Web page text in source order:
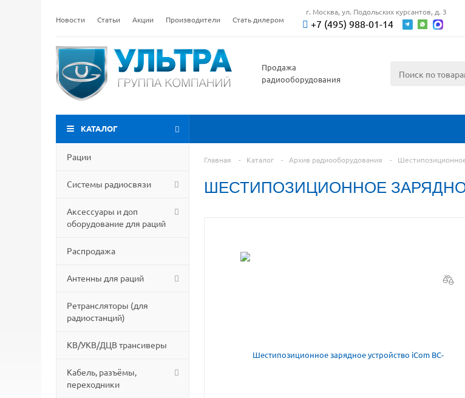
Новости Статьи Акции Производители Стать дилером
г. Москва, ул. Подольских курсантов, д. 3
+7 (495) 988-01-14
Продажа
радиооборудования
КАТАЛОГ
Рации
Системы радиосвязи
Аксессуары и доп
оборудование для раций
Распродажа
Антенны для раций
Ретрансляторы (для
радиостанций)
КВ/УКВ/ДЦВ трансиверы
Кабель, разъёмы,
переходники
Главная - Каталог - Архив радиооборудования -
ШЕСТИПОЗИЦИОННОЕ ЗАРЯДНОЕ